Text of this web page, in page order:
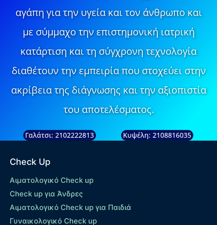
αγάπη για την υγεία και τον άνθρωπο και
με σύμμαχο την επιστημονική ιατρική
κατάρτιση και τη σύγχρονη τεχνολογία
διαθέτουν την εμπειρία που στοχεύει στην
ακρίβεια της διάγνωσης και την αξιοπιστία
του αποτελέσματος.
Γαλάτσι: 2102222813 Κυψέλη: 2108816035
Check Up
Αιματολογικό Check up
Check up για Άνδρες
Αιματολογικό Check up για Παιδιά
Γυναικολογικό Check up